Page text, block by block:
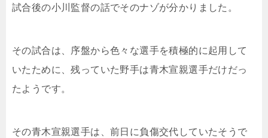
試合後の小川監督の話でそのナゾが分かりました。
その試合は、序盤から色々な選手を積極的に起用して
いたために、残っていた野手は青木宣親選手だけだっ
たようです。
その青木宣親選手は、前日に負傷交代していたそうで